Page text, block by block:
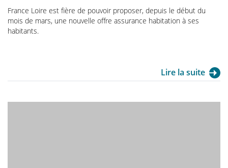
France Loire est fière de pouvoir proposer, depuis le début du
mois de mars, une nouvelle offre assurance habitation à ses
habitants.
Lire la suite